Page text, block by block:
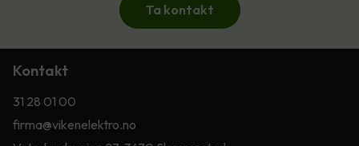
Ta kontakt
Kontakt
31 28 01 00
firma@vikenelektro.no